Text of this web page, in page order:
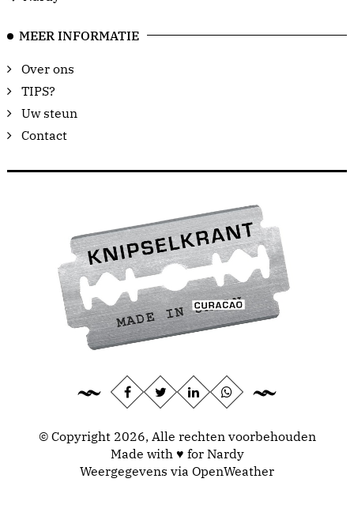
MEER INFORMATIE
Over ons
TIPS?
Uw steun
Contact
© Copyright 2026, Alle rechten voorbehouden
Made with ♥ for Nardy
Weergegevens via OpenWeather